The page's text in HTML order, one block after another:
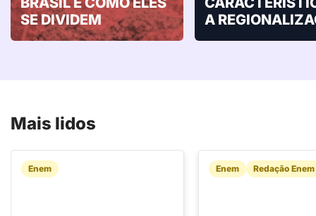
SE DIVIDEM
A
Mais lidos
Enem Enem Redação Enem